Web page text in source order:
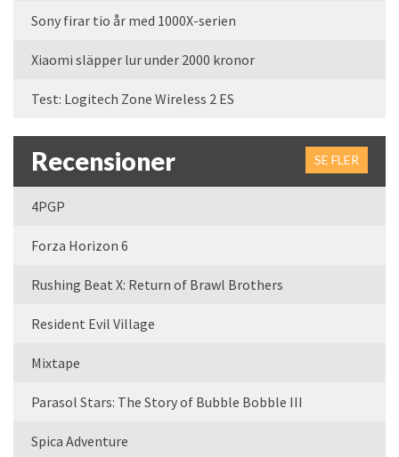
Sony firar tio år med 1000X-serien
Xiaomi släpper lur under 2000 kronor
Test: Logitech Zone Wireless 2 ES
Recensioner SE FLER
4PGP
Forza Horizon 6
Rushing Beat X: Return of Brawl Brothers
Resident Evil Village
Mixtape
Parasol Stars: The Story of Bubble Bobble III
Spica Adventure